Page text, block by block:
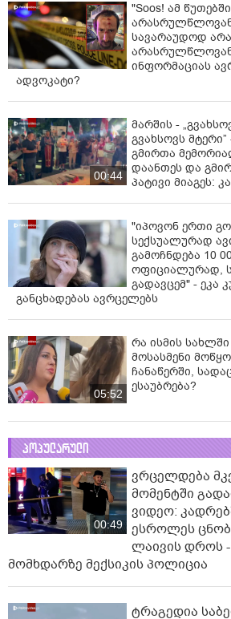
"Soos! ამ
სავარაუდოდ
ინფორმაციას
ადვოკატი?
00:44
მარშის -
გვახსოვს
გმირთა
დაანთეს და
პატივი მიაგეს:
"იპოვონ ერთი
სექსუალურად
გამოჩნდება 10
ოფიციალურად,
გადავცემ" - ეკა
განცხადებას ავრცელებს
05:52
რა ისმის
მოსასმენი
ჩანაწერში,
ესაუბრება?
პოპულარული
00:49
ვრცელდება
მომენტში
ვიდეო:
ესროლეს
ლაივის დროს
მომხდარზე მექსიკის პოლიცია
ტრაგედია